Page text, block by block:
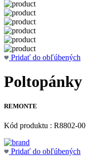
Pridať do obľúbených
Poltopánky
REMONTE
Kód produktu : R8802-00
Pridať do obľúbených